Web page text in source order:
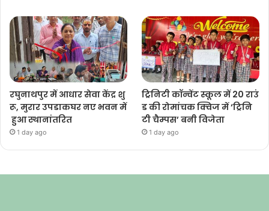
रघुनाथपुर में आधार सेवा केंद्र शु
रू, मुरार उपडाकघर नए भवन में
हुआ स्थानांतरित
1 day ago
ट्रिनिटी कॉन्वेंट स्कूल में 20 राउं
ड की रोमांचक क्विज में ‘ट्रिनि
टी चैम्पस’ बनी विजेता
1 day ago